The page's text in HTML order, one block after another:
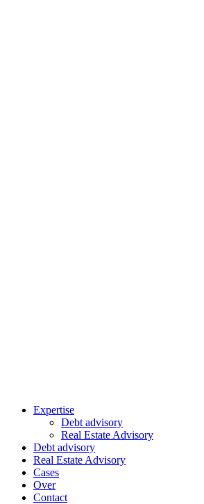
Expertise
Debt advisory
Real Estate Advisory
Debt advisory
Real Estate Advisory
Cases
Over
Contact